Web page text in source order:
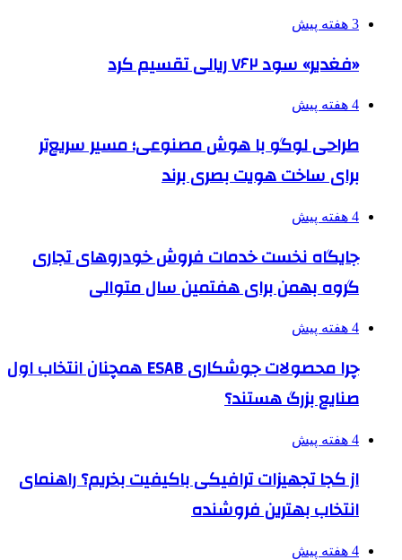
3 هفته پیش
«فغدیر» سود ۷۶۲ ریالی تقسیم کرد
4 هفته پیش
طراحی لوگو با هوش مصنوعی؛ مسیر سریع‌تر
برای ساخت هویت بصری برند
4 هفته پیش
جایگاه نخست خدمات فروش خودروهای تجاری
گروه بهمن برای هفتمین سال متوالی
4 هفته پیش
چرا محصولات جوشکاری ESAB همچنان انتخاب اول
صنایع بزرگ هستند؟
4 هفته پیش
از کجا تجهیزات ترافیکی باکیفیت بخریم؟ راهنمای
انتخاب بهترین فروشنده
4 هفته پیش